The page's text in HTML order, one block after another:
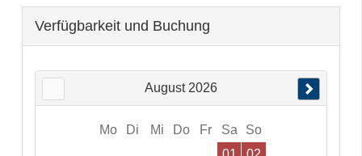
Verfügbarkeit und Buchung